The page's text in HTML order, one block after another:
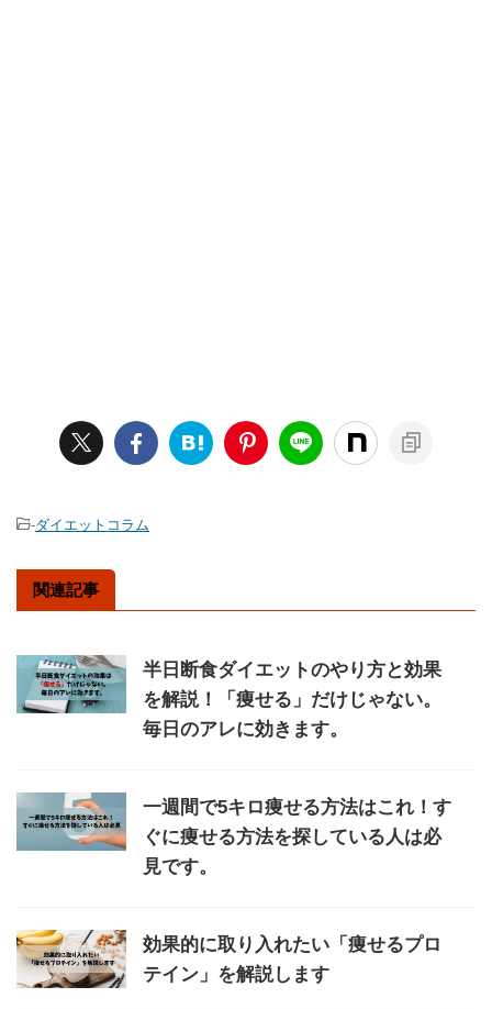
-ダイエットコラム
関連記事
半日断食ダイエットのやり方と効果
を解説！「痩せる」だけじゃない。
毎日のアレに効きます。
一週間で5キロ痩せる方法はこれ！す
ぐに痩せる方法を探している人は必
見です。
効果的に取り入れたい「痩せるプロ
テイン」を解説します